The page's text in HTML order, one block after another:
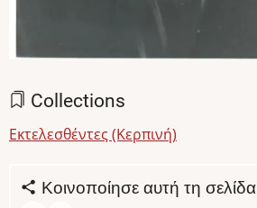
Collections
Εκτελεσθέντες (Κερπινή)
Κοινοποίησε αυτή τη σελίδα